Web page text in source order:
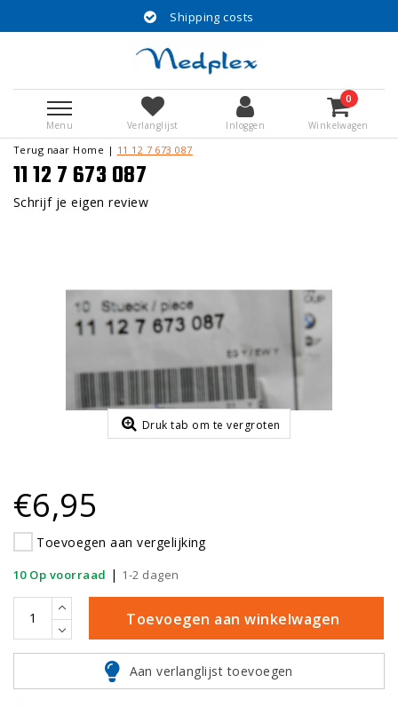
Shipping costs
Menu Verlanglijst Inloggen
0
Winkelwagen
Terug naar Home | 11 12 7 673 087
11 12 7 673 087
Schrijf je eigen review
Druk tab om te vergroten
€6,95
Toevoegen aan vergelijking
10 Op voorraad | 1-2 dagen
Toevoegen aan winkelwagen
Aan verlanglijst toevoegen